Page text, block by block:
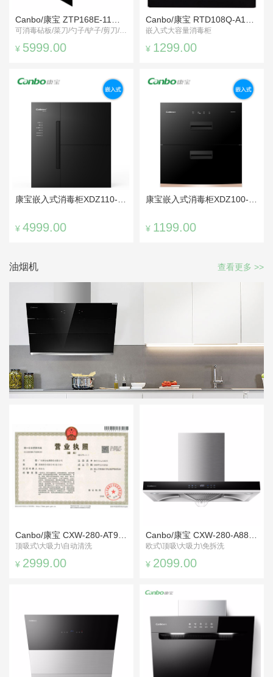
可消毒砧板/菜刀/勺子/铲子/剪刀/碗筷
¥ 5999.00
嵌入式大容量消毒柜
¥ 1299.00
¥ 4999.00 ¥ 1199.00
油烟机 查看更多 >>
顶吸式\大吸力\自动清洗
¥ 2999.00
欧式\顶吸\大吸力\免拆洗
¥ 2099.00